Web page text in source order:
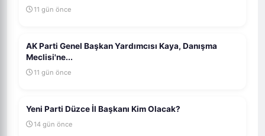
11 gün önce
AK Parti Genel Başkan Yardımcısı Kaya, Danışma
Meclisi'ne...
11 gün önce
Yeni Parti Düzce İl Başkanı Kim Olacak?
14 gün önce